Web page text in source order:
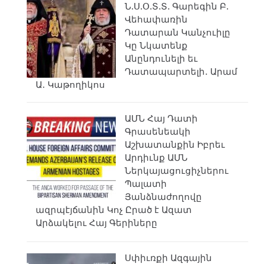
Ն.Ս.Օ.Տ.Տ. Գարեգին Բ.
Վեհափառին
Դատարան Կանչուիլը
Կը Նկատենք
Անընդունելի եւ
Դատապարտելի․ Արամ
Ա․ Կաթողիկոս
ԱՄՆ Հայ Դատի
Գրասենեակի
Աշխատանքին Իբրեւ
Արդիւնք ԱՄՆ
Ներկայացուցիչներու
Պալատի
Յանձնաժողովը
ազրպէյճանին Կոչ Ըրած է Ազատ
Արձակելու Հայ Գերիները
Սփիւռքի Ազգային